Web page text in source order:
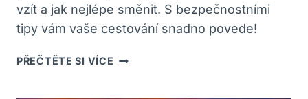
vzít a jak nejlépe směnit. S bezpečnostními
tipy vám vaše cestování snadno povede!
PŘEČTĚTE SI VÍCE JAKÉ